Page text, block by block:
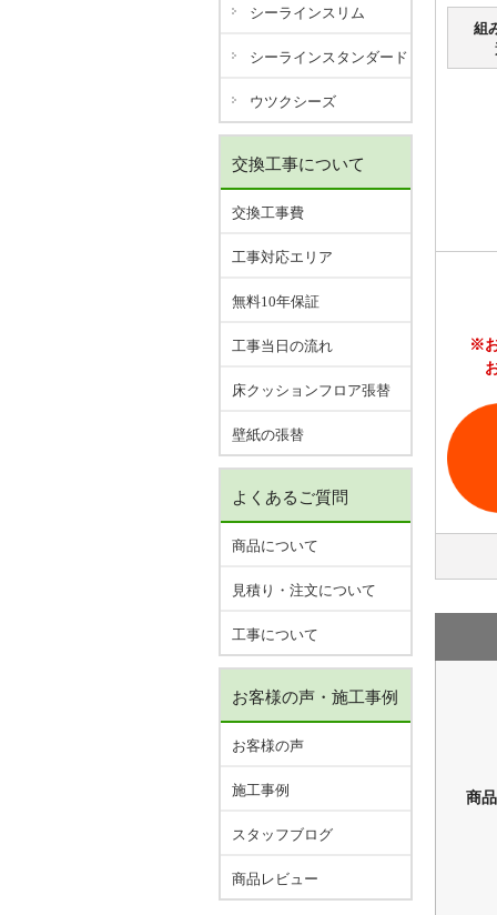
組
※
商
シーラインスリム
シーラインスタンダード
ウツクシーズ
交換工事について
交換工事費
工事対応エリア
無料10年保証
工事当日の流れ
床クッションフロア張替
壁紙の張替
よくあるご質問
商品について
見積り・注文について
工事について
お客様の声・施工事例
お客様の声
施工事例
スタッフブログ
商品レビュー